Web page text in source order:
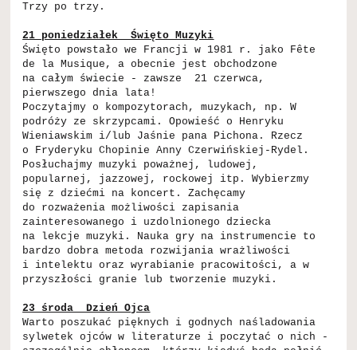
Trzy po trzy.
21 poniedziałek Święto Muzyki
Święto powstało we Francji w 1981 r. jako Fête
de la Musique, a obecnie jest obchodzone
na całym świecie - zawsze 21 czerwca,
pierwszego dnia lata!
Poczytajmy o kompozytorach, muzykach, np. W
podróży ze skrzypcami. Opowieść o Henryku
Wieniawskim i/lub Jaśnie pana Pichona. Rzecz
o Fryderyku Chopinie Anny Czerwińskiej-Rydel.
Posłuchajmy muzyki poważnej, ludowej,
popularnej, jazzowej, rockowej itp. Wybierzmy
się z dziećmi na koncert. Zachęcamy
do rozważenia możliwości zapisania
zainteresowanego i uzdolnionego dziecka
na lekcje muzyki. Nauka gry na instrumencie to
bardzo dobra metoda rozwijania wrażliwości
i intelektu oraz wyrabianie pracowitości, a w
przyszłości granie lub tworzenie muzyki.
23 środa Dzień Ojca
Warto poszukać pięknych i godnych naśladowania
sylwetek ojców w literaturze i poczytać o nich -